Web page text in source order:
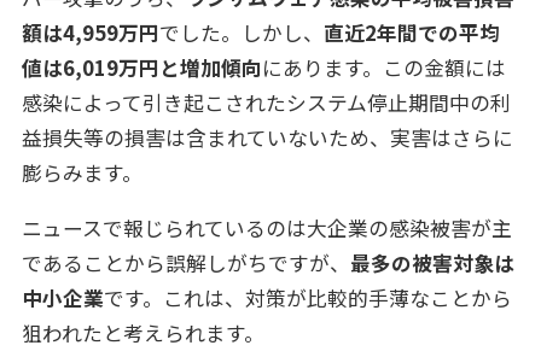
額は4,959万円でした。しかし、 直近2年間での平均
値は6,019万円と増加傾向にあります。この金額には
感染によって引き起こされたシステム停止期間中の利
益損失等の損害は含まれていないため、実害はさらに
膨らみます。
ニュースで報じられているのは大企業の感染被害が主
であることから誤解しがちですが、 最多の被害対象は
中小企業です。これは、対策が比較的手薄なことから
狙われたと考えられます。